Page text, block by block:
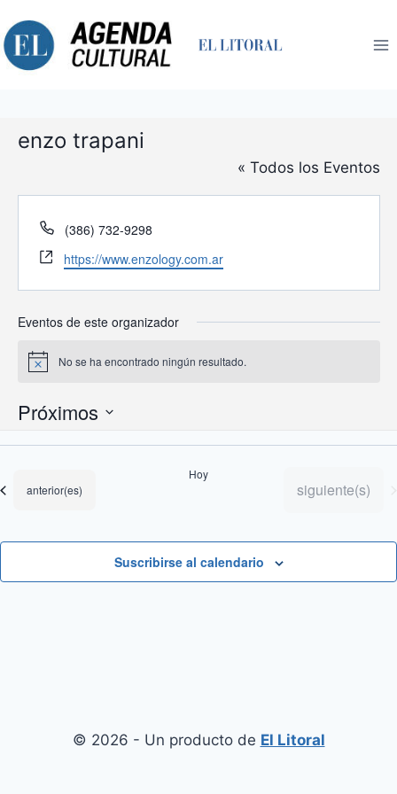
al
contenido
enzo trapani
« Todos los Eventos
Teléfono
(386) 732-9298
Website
https://www.enzology.com.ar
Eventos de este organizador
Aviso No se ha encontrado ningún resultado.
Próximos
fecha.
Eventos
anterior(es)
Hoy
Eventos
siguiente(s)
Suscribirse al calendario
© 2026 - Un producto de El Litoral